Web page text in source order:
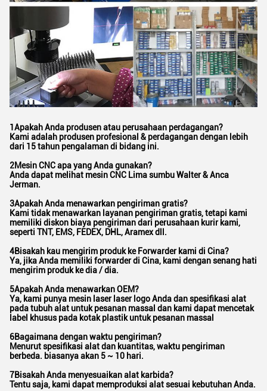
1Apakah Anda produsen atau perusahaan perdagangan?
Kami adalah produsen profesional & perdagangan dengan lebih
dari 15 tahun pengalaman di bidang ini.
2Mesin CNC apa yang Anda gunakan?
Anda dapat melihat mesin CNC Lima sumbu Walter & Anca
Jerman.
3Apakah Anda menawarkan pengiriman gratis?
Kami tidak menawarkan layanan pengiriman gratis, tetapi kami
memiliki diskon biaya pengiriman dari perusahaan kurir kami,
seperti TNT, EMS, FEDEX, DHL, Aramex dll.
4Bisakah kau mengirim produk ke Forwarder kami di Cina?
Ya, jika Anda memiliki forwarder di Cina, kami dengan senang hati
mengirim produk ke dia / dia.
5Apakah Anda menawarkan OEM?
Ya, kami punya mesin laser laser logo Anda dan spesifikasi alat
pada tubuh alat untuk pesanan massal dan kami dapat mencetak
label khusus pada kotak plastik untuk pesanan massal
6Bagaimana dengan waktu pengiriman?
Menurut spesifikasi alat dan kuantitas, waktu pengiriman
berbeda. biasanya akan 5 ~ 10 hari.
7Bisakah Anda menyesuaikan alat karbida?
Tentu saja, kami dapat memproduksi alat sesuai kebutuhan Anda.